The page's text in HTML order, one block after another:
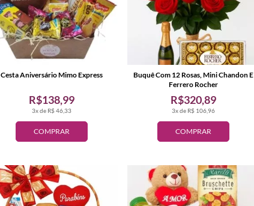
COMPRAR
3x de R$ 46,33
R$138,99
Cesta Aniversário Mimo Express
COMPRAR
3x de R$ 106,96
R$320,89
Buquê Com 12 Rosas, Mini Chandon E
Ferrero Rocher